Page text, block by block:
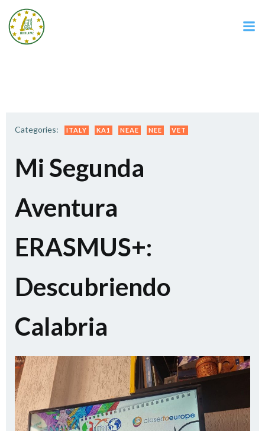
Categories: ITALY KA1 NEAE NEE VET
Mi Segunda
Aventura
ERASMUS+:
Descubriendo
Calabria